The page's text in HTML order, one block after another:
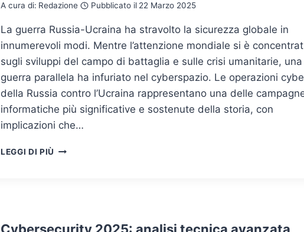
A cura di: Redazione Pubblicato il 22 Marzo 2025
La guerra Russia-Ucraina ha stravolto la sicurezza globale in
innumerevoli modi. Mentre l’attenzione mondiale si è
sugli sviluppi del campo di battaglia e sulle crisi umanitarie, una
guerra parallela ha infuriato nel cyberspazio. Le operazioni
della Russia contro l’Ucraina rappresentano una delle
informatiche più significative e sostenute della storia, con
implicazioni che…
LEGGI DI PIÙ